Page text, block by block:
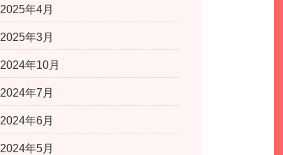
2025年4月
2025年3月
2024年10月
2024年7月
2024年6月
2024年5月